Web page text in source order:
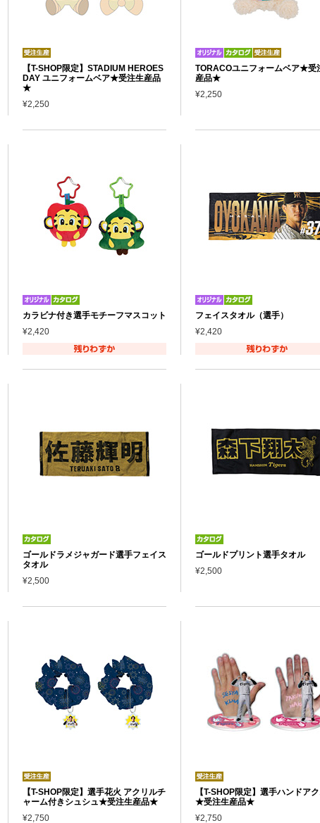
【T-SHOP限定】STADIUM HEROES
DAY ユニフォームベア★受注生産品
★
¥2,250
TORACOユニフォームベア★受
産品★
¥2,250
カラビナ付き選手モチーフマスコット
¥2,420
フェイスタオル（選手）
¥2,420
ゴールドラメジャガード選手フェイス
タオル
¥2,500
ゴールドプリント選手タオル
¥2,500
【T-SHOP限定】選手花火 アクリルチ
ャーム付きシュシュ★受注生産品★
¥2,750
【T-SHOP限定】選手ハンドア
★受注生産品★
¥2,750